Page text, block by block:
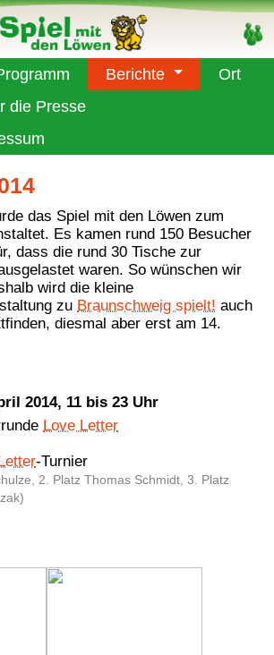
Berichte
Ort
die Presse
das Spiel mit den Löwen zum
Es kamen rund 150 Besucher
dass die rund 30 Tische zur
waren. So wünschen wir
wird die kleine
zu Braunschweig spielt! auch
diesmal aber erst am 14.
2014, 11 bis 23 Uhr
Love Letter
-Turnier
2. Platz Thomas Schmidt, 3. Platz